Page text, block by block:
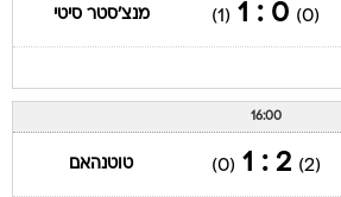
(0)
0 : 1
(1) מנצ'סטר סיטי
16:00
(2)
2 : 1
(0) טוטנהאם